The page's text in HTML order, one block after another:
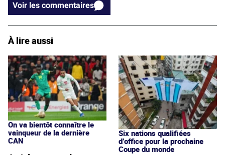
Voir les commentaires
À lire aussi
On va bientôt connaître le
vainqueur de la dernière
CAN
Six nations qualifiées
d’office pour la prochaine
Coupe du monde